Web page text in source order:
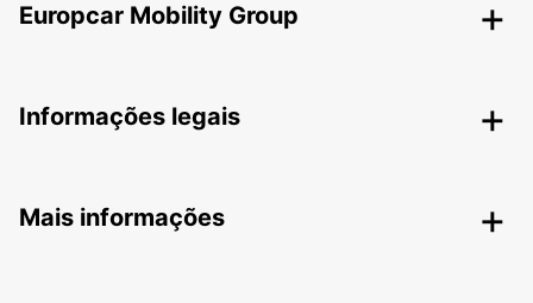
Europcar Mobility Group
Informações legais
Mais informações